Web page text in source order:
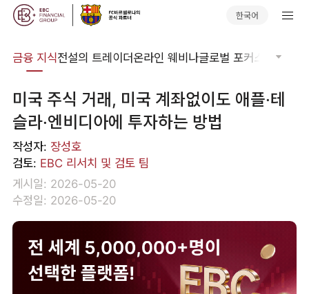
한국어
금융 지식전설의 트레이더온라인 웨비나글로벌 포커스 기술적
미국 주식 거래, 미국 계좌없이도 애플·테
슬라·엔비디아에 투자하는 방법
작성자: 장성호
검토: EBC 리서치 및 검토 팀
게시일: 2026-05-20
수정일: 2026-05-20